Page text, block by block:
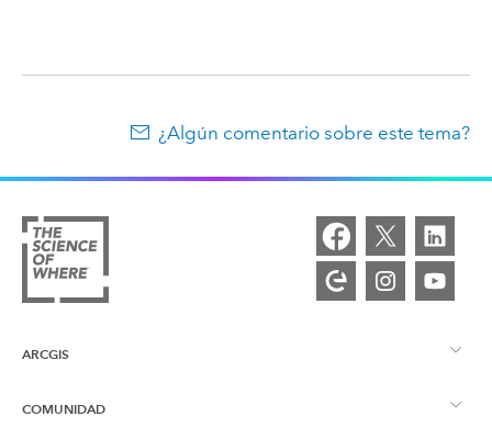
¿Algún comentario sobre este tema?
ARCGIS
Descripción general de ArcGIS
COMUNIDAD